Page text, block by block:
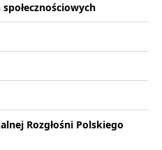
Rozgłośni Polskiego